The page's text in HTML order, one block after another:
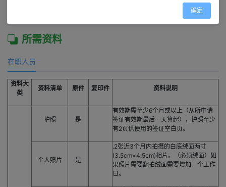
所需资料
在职人员
资料大
类
资料清单 原件 复印件 资料说明
护照 是
有效期需至少6个月或以上（从所申请
签证有效期最后一天算起），护照至少
有2页供使用的签证空白页。
个人照片 是
.2张近3个月内拍摄的白底绒面两寸
(3.5cm×4.5cm)相片。（必须绒面）如
果照片需要翻拍绒面需要增加一个工作
日。
确定